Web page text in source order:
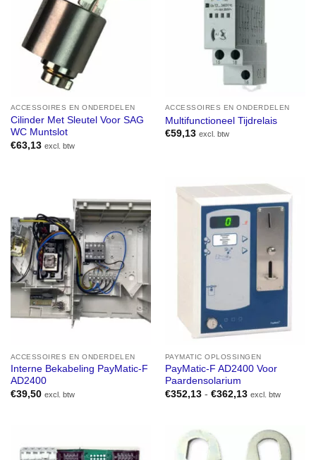
ACCESSOIRES EN ONDERDELEN
Cilinder Met Sleutel Voor SAG
WC Muntslot
€63,13 excl. btw
ACCESSOIRES EN ONDERDELEN
Multifunctioneel Tijdrelais
€59,13 excl. btw
ACCESSOIRES EN ONDERDELEN
Interne Bekabeling PayMatic-F
AD2400
€39,50 excl. btw
PAYMATIC OPLOSSINGEN
PayMatic-F AD2400 Voor
Paardensolarium
€352,13 - €362,13Prijsklasse:
excl. btw